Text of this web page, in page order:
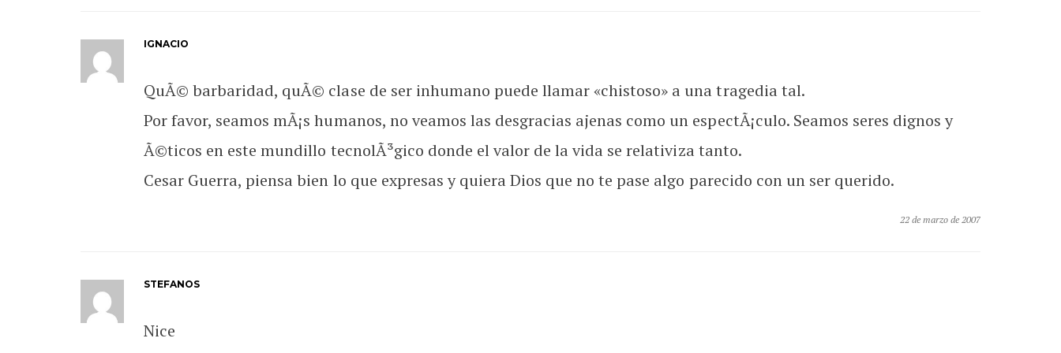
IGNACIO
QuÃ© barbaridad, quÃ© clase de ser inhumano puede llamar «chistoso» a una tragedia tal.
Por favor, seamos mÃ¡s humanos, no veamos las desgracias ajenas como un espectÃ¡culo. Seamos seres dignos y
Ã©ticos en este mundillo tecnolÃ³gico donde el valor de la vida se relativiza tanto.
Cesar Guerra, piensa bien lo que expresas y quiera Dios que no te pase algo parecido con un ser querido.
22 de marzo de 2007
STEFANOS
Nice